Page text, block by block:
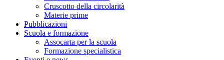
Cruscotto della circolarità
Materie prime
Pubblicazioni
Scuola e formazione
Assocarta per la scuola
Formazione specialistica